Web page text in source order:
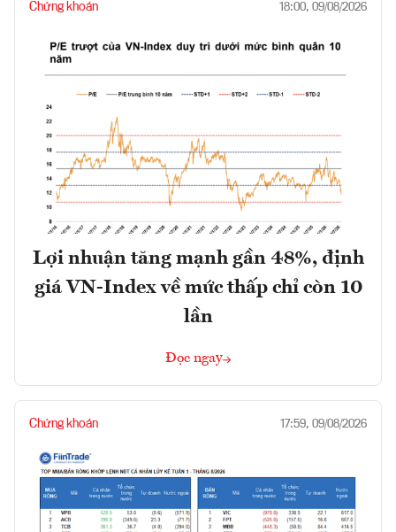
Chứng khoán 18:00, 09/08/2026
Lợi nhuận tăng mạnh gần 48%, định
giá VN-Index về mức thấp chỉ còn 10
lần
Đọc ngay
Chứng khoán 17:59, 09/08/2026